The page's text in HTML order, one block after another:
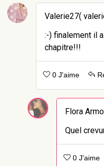
Valerie27(
:-) finalement il
chapitre!!!
0 J'aime
Flora
Quel
0 J'aime